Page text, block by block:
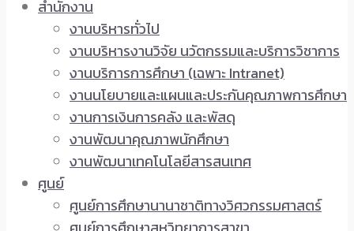
สำนักงาน
งานบริหารทั่วไป
งานบริหารงานวิจัย นวัตกรรมและบริการวิชาการ
งานบริการการศึกษา (เฉพาะ Intranet)
งานนโยบายและแผนและประกันคุณภาพการศึกษา
งานการเงินการคลัง และพัสดุ
งานพัฒนาคุณภาพนักศึกษา
งานพัฒนาเทคโนโลยีสารสนเทศ
ศูนย์
ศูนย์การศึกษานานาชาติทางวิศวกรรมศาสตร์